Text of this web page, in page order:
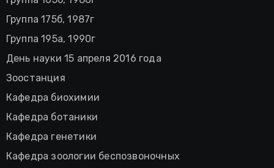
Группа 175б, 1987г
Группа 195а, 1990г
День науки 15 апреля 2016 года
Зоостанция
Кафедра биохимии
Кафедра ботаники
Кафедра генетики
Кафедра зоологии беспозвоночных